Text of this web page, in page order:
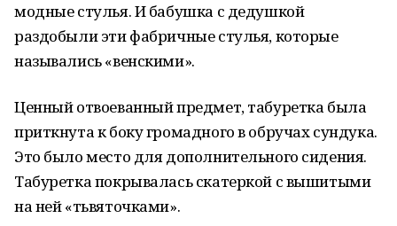
модные стулья. И бабушка с дедушкой
раздобыли эти фабричные стулья, которые
назывались «венскими».
Ценный отвоеванный предмет, табуретка была
приткнута к боку громадного в обручах сундука.
Это было место для дополнительного сидения.
Табуретка покрывалась скатеркой с вышитыми
на ней «тьвяточками».